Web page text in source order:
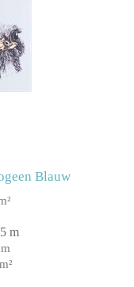
Blauw
m